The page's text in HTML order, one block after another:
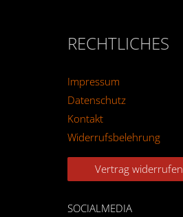
RECHTLICHES
Impressum
Datenschutz
Kontakt
Widerrufsbelehrung
Vertrag widerrufen
SOCIALMEDIA